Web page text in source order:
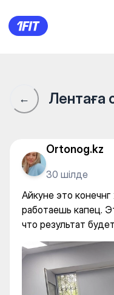
Айкуне
← Лентаға
Ortonog.kz
30 шілде
Айкуне это
работаешь капец.
что результат